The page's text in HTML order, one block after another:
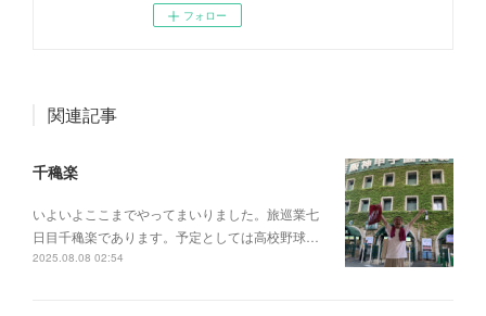
フォロー
関連記事
千穐楽
いよいよここまでやってまいりました。旅巡業七
日目千穐楽であります。予定としては高校野球…
2025.08.08 02:54